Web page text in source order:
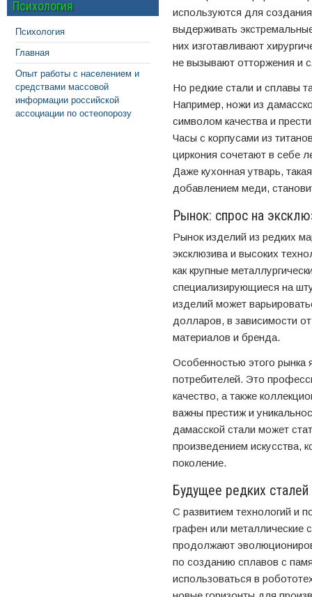
используются для
выдерживать
них изготавливают
не вызывают отторжения и
Но редкие стали и сплавы
Например, ножи из
символом качества и
Часы с корпусами из
циркония сочетают в себе
Даже кухонная утварь,
добавлением меди,
Рынок: спрос на
Рынок изделий из редких
эксклюзива и высоких
как крупные
специализирующиеся на
изделий может
долларов, в зависимости
материалов и бренда.
Особенностью этого рынка
потребителей. Это
качество, а также
важны престиж и
дамасской стали может
произведением искусства,
поколение.
Будущее редких
С развитием технологий и
графен или металлические
продолжают
по созданию сплавов с
использоваться в
Психология
Психология
Главная
Опыт работы с населением и
средствами массовой
информации российской
ассоциации по остеопорозу